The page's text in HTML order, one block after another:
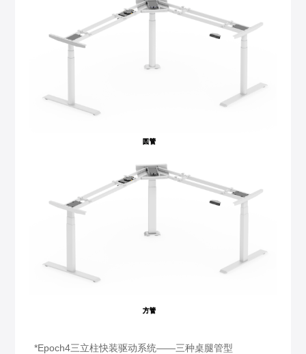
*Epoch4三立柱快装驱动系统——三种桌腿管型